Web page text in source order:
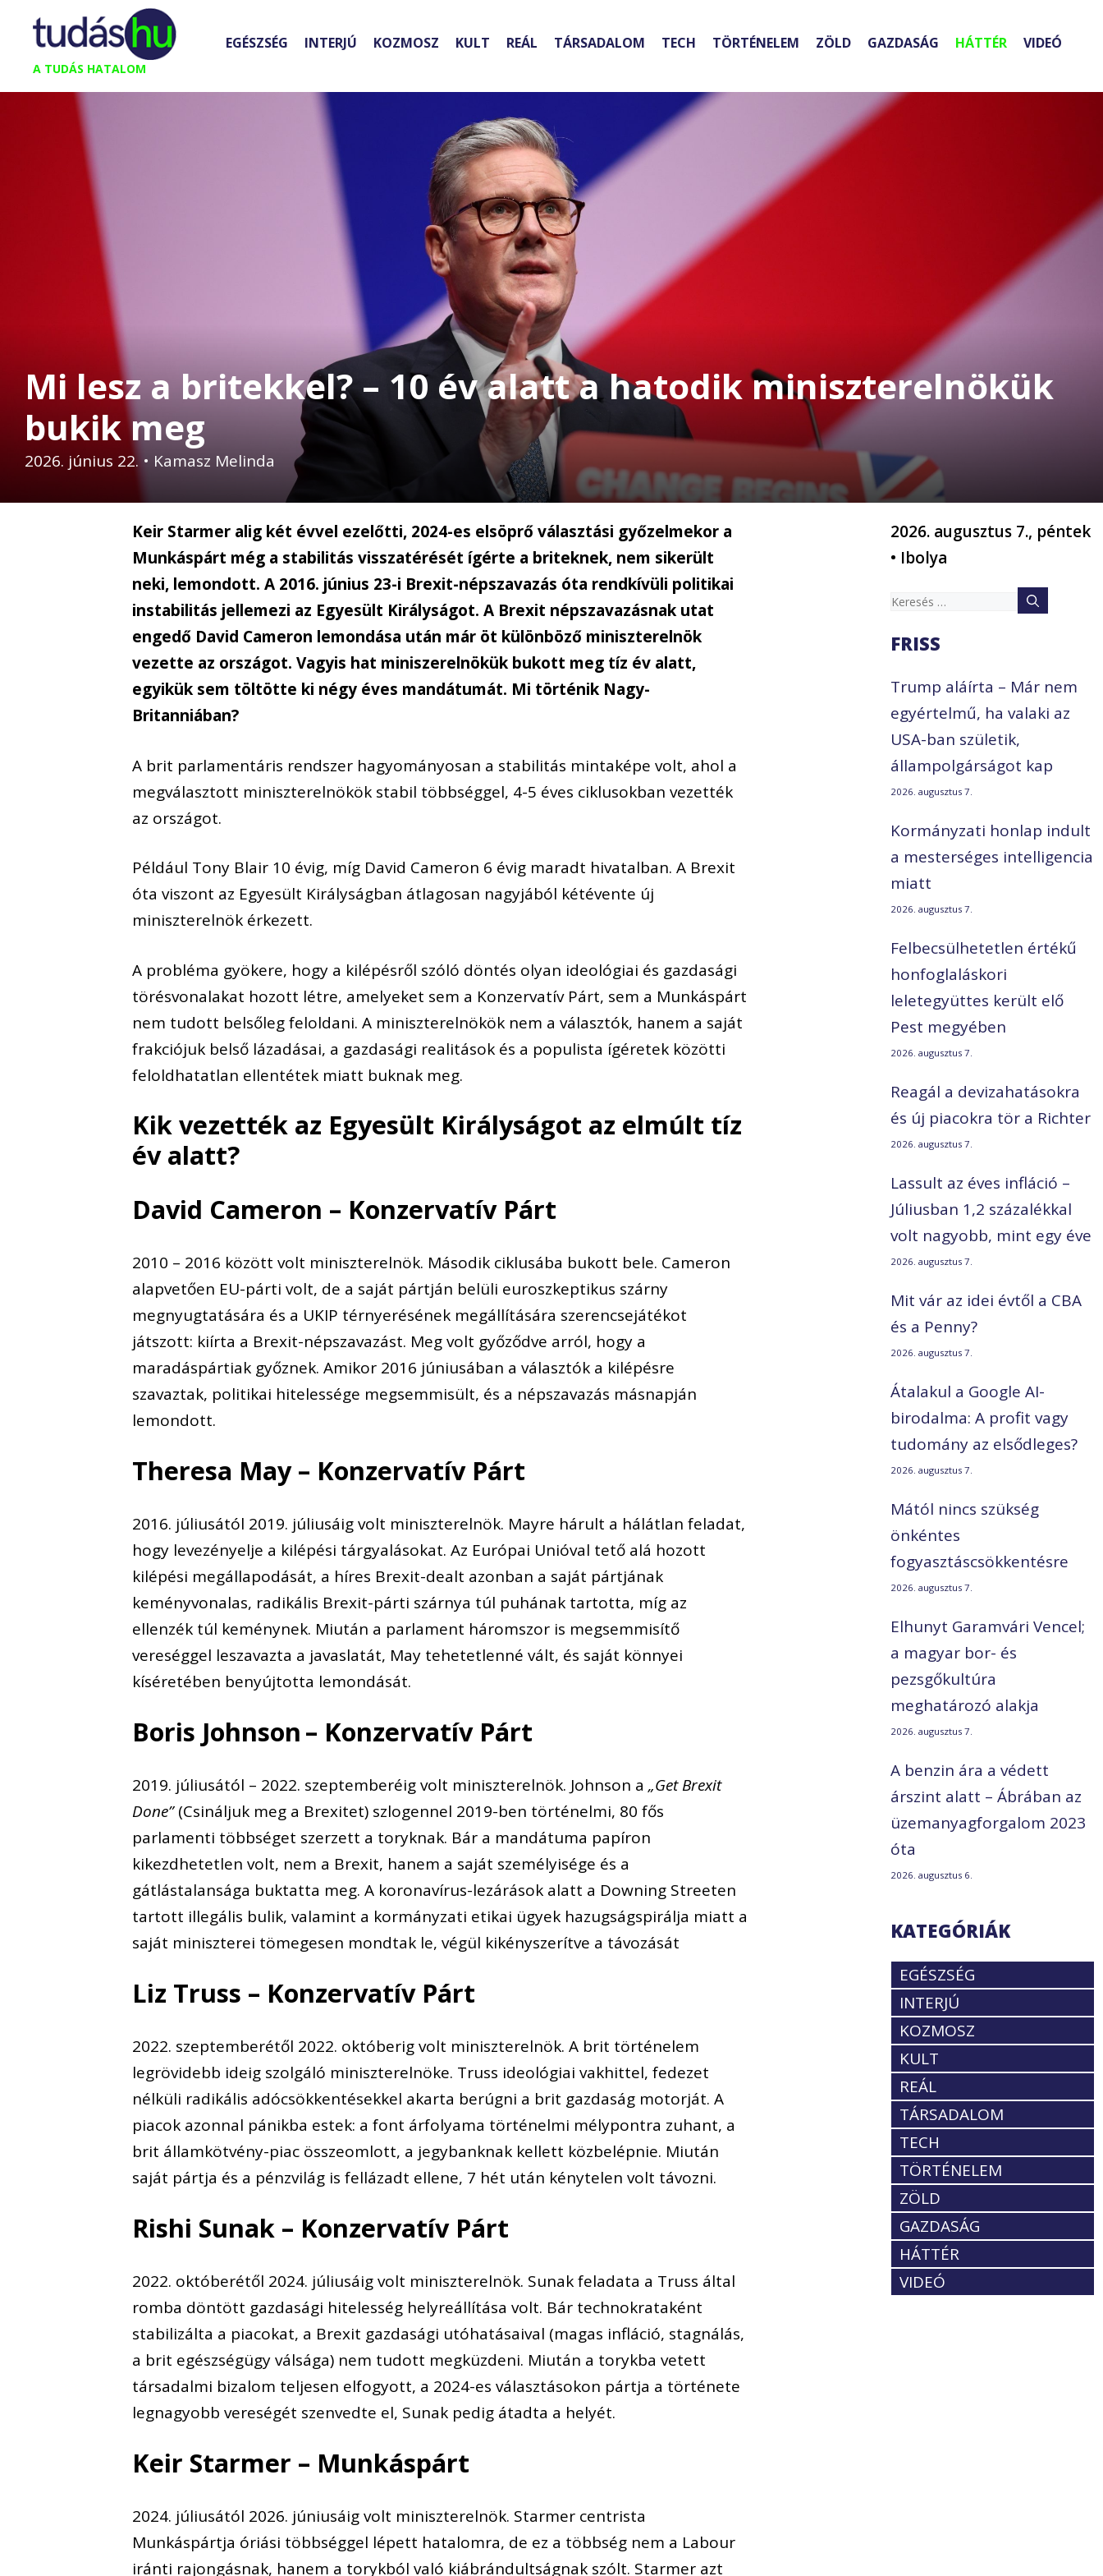
Kilépés
tartalomba
A TUDÁS HATALOM
EGÉSZSÉG INTERJÚ KOZMOSZ KULT REÁL TÁRSADALOM TECH TÖRTÉNELEM ZÖLD GAZDASÁG HÁTTÉR VIDEÓ
Mi lesz a britekkel? – 10 év alatt a hatodik miniszterelnökük
bukik meg
2026. június 22. • Kamasz Melinda
Keir Starmer alig két évvel ezelőtti, 2024-es elsöprő választási győzelmekor a
Munkáspárt még a stabilitás visszatérését ígérte a briteknek, nem sikerült
neki, lemondott. A 2016. június 23-i Brexit-népszavazás óta rendkívüli politikai
instabilitás jellemezi az Egyesült Királyságot. A Brexit népszavazásnak utat
engedő David Cameron lemondása után már öt különböző miniszterelnök
vezette az országot. Vagyis hat miniszerelnökük bukott meg tíz év alatt,
egyikük sem töltötte ki négy éves mandátumát. Mi történik Nagy-
Britanniában?
A brit parlamentáris rendszer hagyományosan a stabilitás mintaképe volt, ahol a
megválasztott miniszterelnökök stabil többséggel, 4-5 éves ciklusokban vezették
az országot.
Például Tony Blair 10 évig, míg David Cameron 6 évig maradt hivatalban. A Brexit
óta viszont az Egyesült Királyságban átlagosan nagyjából kétévente új
miniszterelnök érkezett.
A probléma gyökere, hogy a kilépésről szóló döntés olyan ideológiai és gazdasági
törésvonalakat hozott létre, amelyeket sem a Konzervatív Párt, sem a Munkáspárt
nem tudott belsőleg feloldani. A miniszterelnökök nem a választók, hanem a saját
frakciójuk belső lázadásai, a gazdasági realitások és a populista ígéretek közötti
feloldhatatlan ellentétek miatt buknak meg.
Kik vezették az Egyesült Királyságot az elmúlt tíz
év alatt?
David Cameron – Konzervatív Párt
2010 – 2016 között volt miniszterelnök. Második ciklusába bukott bele. Cameron
alapvetően EU-párti volt, de a saját pártján belüli euroszkeptikus szárny
megnyugtatására és a UKIP térnyerésének megállítására szerencsejátékot
játszott: kiírta a Brexit-népszavazást. Meg volt győződve arról, hogy a
maradáspártiak győznek. Amikor 2016 júniusában a választók a kilépésre
szavaztak, politikai hitelessége megsemmisült, és a népszavazás másnapján
lemondott.
Theresa May – Konzervatív Párt
2016. júliusától 2019. júliusáig volt miniszterelnök. Mayre hárult a hálátlan feladat,
hogy levezényelje a kilépési tárgyalásokat. Az Európai Unióval tető alá hozott
kilépési megállapodását, a híres Brexit-dealt azonban a saját pártjának
keményvonalas, radikális Brexit-párti szárnya túl puhának tartotta, míg az
ellenzék túl keménynek. Miután a parlament háromszor is megsemmisítő
vereséggel leszavazta a javaslatát, May tehetetlenné vált, és saját könnyei
kíséretében benyújtotta lemondását.
Boris Johnson– Konzervatív Párt
2019. júliusától – 2022. szeptemberéig volt miniszterelnök. Johnson a„Get Brexit
Done”(Csináljuk meg a Brexitet) szlogennel 2019-ben történelmi, 80 fős
parlamenti többséget szerzett a toryknak. Bár a mandátuma papíron
kikezdhetetlen volt, nem a Brexit, hanem a saját személyisége és a
gátlástalansága buktatta meg. A koronavírus-lezárások alatt a Downing Streeten
tartott illegális bulik, valamint a kormányzati etikai ügyek hazugságspirálja miatt a
saját miniszterei tömegesen mondtak le, végül kikényszerítve a távozását
Liz Truss – Konzervatív Párt
2022. szeptemberétől 2022. októberig volt miniszterelnök. A brit történelem
legrövidebb ideig szolgáló miniszterelnöke. Truss ideológiai vakhittel, fedezet
nélküli radikális adócsökkentésekkel akarta berúgni a brit gazdaság motorját. A
piacok azonnal pánikba estek: a font árfolyama történelmi mélypontra zuhant, a
brit államkötvény-piac összeomlott, a jegybanknak kellett közbelépnie. Miután
saját pártja és a pénzvilág is fellázadt ellene, 7 hét után kénytelen volt távozni.
Rishi Sunak – Konzervatív Párt
2022. októberétől 2024. júliusáig volt miniszterelnök. Sunak feladata a Truss által
romba döntött gazdasági hitelesség helyreállítása volt. Bár technokrataként
stabilizálta a piacokat, a Brexit gazdasági utóhatásaival (magas infláció, stagnálás,
a brit egészségügy válsága) nem tudott megküzdeni. Miután a torykba vetett
társadalmi bizalom teljesen elfogyott, a 2024-es választásokon pártja a története
legnagyobb vereségét szenvedte el, Sunak pedig átadta a helyét.
Keir Starmer – Munkáspárt
2024. júliusától 2026. júniusáig volt miniszterelnök. Starmer centrista
Munkáspártja óriási többséggel lépett hatalomra, de ez a többség nem a Labour
iránti rajongásnak, hanem a torykból való kiábrándultságnak szólt. Starmer azt
2026. augusztus 7., péntek
• Ibolya
Keresés:
FRISS
Trump aláírta – Már nem
egyértelmű, ha valaki az
USA-ban születik,
állampolgárságot kap
2026. augusztus 7.
Kormányzati honlap indult
a mesterséges intelligencia
miatt
2026. augusztus 7.
Felbecsülhetetlen értékű
honfoglaláskori
leletegyüttes került elő
Pest megyében
2026. augusztus 7.
Reagál a devizahatásokra
és új piacokra tör a Richter
2026. augusztus 7.
Lassult az éves infláció –
Júliusban 1,2 százalékkal
volt nagyobb, mint egy éve
2026. augusztus 7.
Mit vár az idei évtől a CBA
és a Penny?
2026. augusztus 7.
Átalakul a Google AI-
birodalma: A profit vagy
tudomány az elsődleges?
2026. augusztus 7.
Mától nincs szükség
önkéntes
fogyasztáscsökkentésre
2026. augusztus 7.
Elhunyt Garamvári Vencel;
a magyar bor- és
pezsgőkultúra
meghatározó alakja
2026. augusztus 7.
A benzin ára a védett
árszint alatt – Ábrában az
üzemanyagforgalom 2023
óta
2026. augusztus 6.
KATEGÓRIÁK
EGÉSZSÉG
INTERJÚ
KOZMOSZ
KULT
REÁL
TÁRSADALOM
TECH
TÖRTÉNELEM
ZÖLD
GAZDASÁG
HÁTTÉR
VIDEÓ